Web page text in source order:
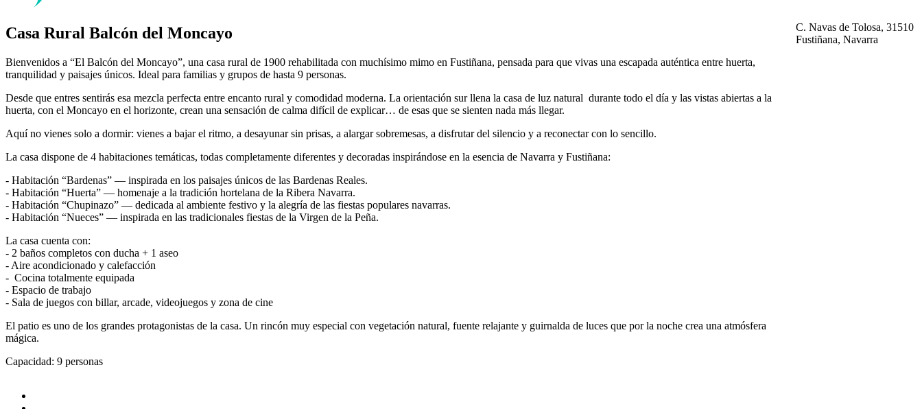
Casa Rural Balcón del Moncayo
Bienvenidos a “El Balcón del Moncayo”, una casa rural de 1900 rehabilitada con muchísimo mimo en Fustiñana, pensada para que vivas una escapada auténtica entre huerta,
tranquilidad y paisajes únicos. Ideal para familias y grupos de hasta 9 personas.
Desde que entres sentirás esa mezcla perfecta entre encanto rural y comodidad moderna. La orientación sur llena la casa de luz natural durante todo el día y las vistas abiertas a la
huerta, con el Moncayo en el horizonte, crean una sensación de calma difícil de explicar… de esas que se sienten nada más llegar.
Aquí no vienes solo a dormir: vienes a bajar el ritmo, a desayunar sin prisas, a alargar sobremesas, a disfrutar del silencio y a reconectar con lo sencillo.
La casa dispone de 4 habitaciones temáticas, todas completamente diferentes y decoradas inspirándose en la esencia de Navarra y Fustiñana:
- Habitación “Bardenas” — inspirada en los paisajes únicos de las Bardenas Reales.
- Habitación “Huerta” — homenaje a la tradición hortelana de la Ribera Navarra.
- Habitación “Chupinazo” — dedicada al ambiente festivo y la alegría de las fiestas populares navarras.
- Habitación “Nueces” — inspirada en las tradicionales fiestas de la Virgen de la Peña.
La casa cuenta con:
- 2 baños completos con ducha + 1 aseo
- Aire acondicionado y calefacción
- Cocina totalmente equipada
- Espacio de trabajo
- Sala de juegos con billar, arcade, videojuegos y zona de cine
El patio es uno de los grandes protagonistas de la casa. Un rincón muy especial con vegetación natural, fuente relajante y guirnalda de luces que por la noche crea una atmósfera
mágica.
Capacidad: 9 personas
C. Navas de Tolosa, 31510
Fustiñana, Navarra